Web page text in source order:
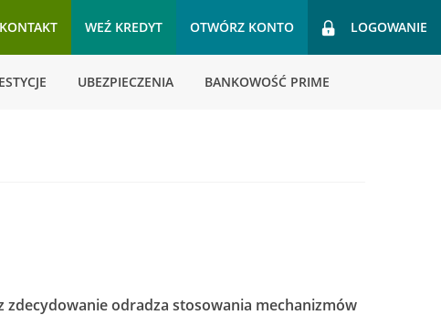
KONTAKT WEŹ KREDYT OTWÓRZ KONTO LOGOWANIE
UBEZPIECZENIA BANKOWOŚĆ PRIME
odradza stosowania mechanizmów